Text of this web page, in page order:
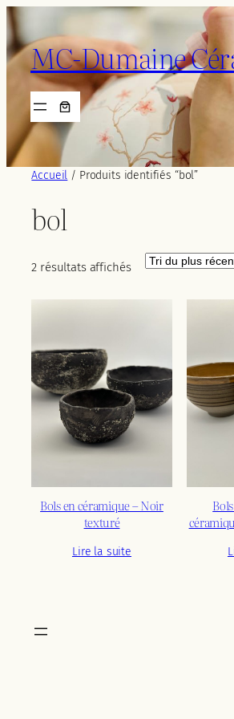
Aller
au
contenuMC-Dumaine
Accueil / Produits identifiés “bol”
bol
2 résultats affichésTrié
plus
ancien
Bols en céramique – Noir
texturé
Lire la suite